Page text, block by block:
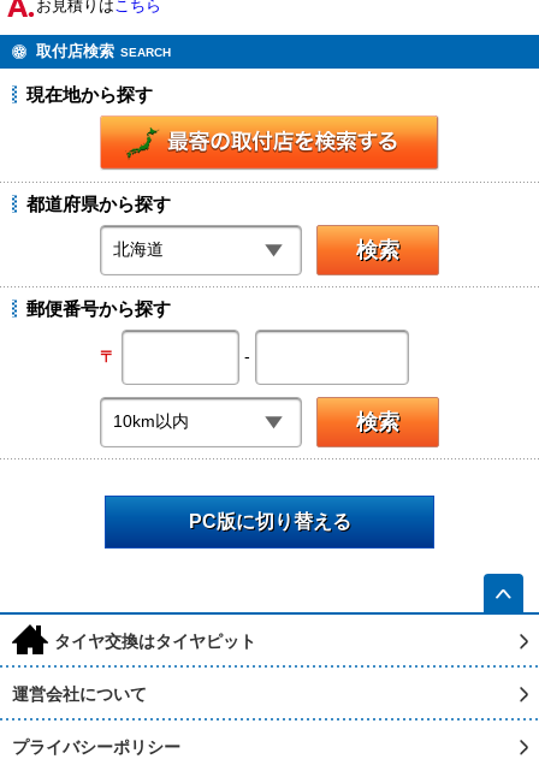
お見積りはこちら
取付店検索 SEARCH
現在地から探す
都道府県から探す
郵便番号から探す
〒 -
PC版に切り替える
h タイヤ交換はタイヤピット
運営会社について
プライバシーポリシー